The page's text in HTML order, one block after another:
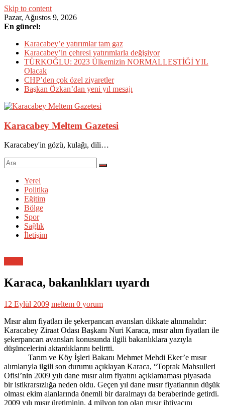
Skip to content
Pazar, Ağustos 9, 2026
En güncel:
Karacabey’e yatırımlar tam gaz
Karacabey’in çehresi yatırımlarla değişiyor
TÜRKOĞLU: 2023 Ülkemizin NORMALLEŞTİĞİ YIL
Olacak
CHP’den çok özel ziyaretler
Başkan Özkan’dan yeni yıl mesajı
Karacabey Meltem Gazetesi
Karacabey'in gözü, kulağı, dili…
Yerel
Politika
Eğitim
Bölge
Spor
Sağlık
İletişim
Karaca, bakanlıkları uyardı
12 Eylül 2009 meltem 0 yorum
Mısır alım fiyatları ile şekerpancarı avansları dikkate alınmalıdır:
Karacabey Ziraat Odası Başkanı Nuri Karaca, mısır alım fiyatları ile
şekerpancarı avansları konusunda ilgili bakanlıklara yazıyla
düşüncelerini aktardıklarını belirtti.
Tarım ve Köy İşleri Bakanı Mehmet Mehdi Eker’e mısır
alımlarıyla ilgili son durumu açıklayan Karaca, “Toprak Mahsulleri
Ofisi’nin 2009 yılı dane mısır alım fiyatını açıklamaması piyasada
bir istikrarsızlığa neden oldu. Geçen yıl dane mısır fiyatlarının düşük
olması ekim alanlarında önemli bir daralmayı da beraberinde getirdi.
2009 yılı mısır üretiminin, 4 milyon ton olan mısır ihtiyacını